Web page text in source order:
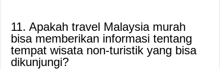
11. Apakah travel Malaysia murah
bisa memberikan informasi tentang
tempat wisata non-turistik yang bisa
dikunjungi?